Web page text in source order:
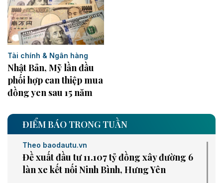
Tài chính & Ngân hàng
Nhật Bản, Mỹ lần đầu
phối hợp can thiệp mua
đồng yen sau 15 năm
ĐIỂM BÁO TRONG TUẦN
Theo baodautu.vn
Đề xuất đầu tư 11.107 tỷ đồng xây đường 6
làn xe kết nối Ninh Bình, Hưng Yên